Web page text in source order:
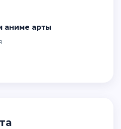
аниме арты